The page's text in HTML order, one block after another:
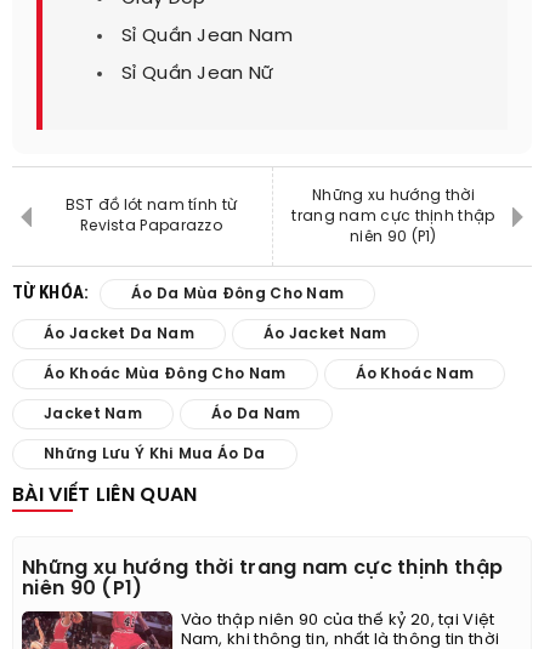
Sỉ Quần Jean Nam
Sỉ Quần Jean Nữ
BST đồ lót nam tính từ
Revista Paparazzo
Những xu hướng thời
trang nam cực thịnh thập
niên 90 (P1)
TỪ KHÓA: Áo Da Mùa Đông Cho Nam
Áo Jacket Da Nam Áo Jacket Nam
Áo Khoác Mùa Đông Cho Nam Áo Khoác Nam
Jacket Nam Áo Da Nam
Những Lưu Ý Khi Mua Áo Da
BÀI VIẾT LIÊN QUAN
Những xu hướng thời trang nam cực thịnh thập
niên 90 (P1)
Vào thập niên 90 của thế kỷ 20, tại Việt
Nam, khi thông tin, nhất là thông tin thời